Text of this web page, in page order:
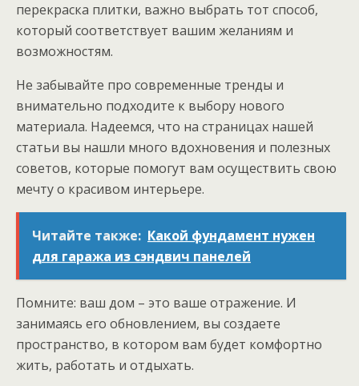
перекраска плитки, важно выбрать тот способ,
который соответствует вашим желаниям и
возможностям.
Не забывайте про современные тренды и
внимательно подходите к выбору нового
материала. Надеемся, что на страницах нашей
статьи вы нашли много вдохновения и полезных
советов, которые помогут вам осуществить свою
мечту о красивом интерьере.
Читайте также: Какой фундамент нужен
для гаража из сэндвич панелей
Помните: ваш дом – это ваше отражение. И
занимаясь его обновлением, вы создаете
пространство, в котором вам будет комфортно
жить, работать и отдыхать.